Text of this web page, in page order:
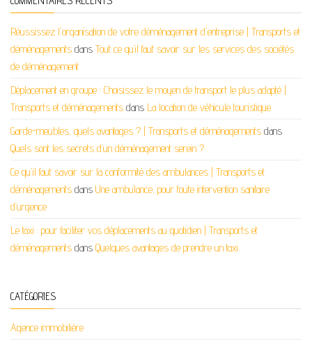
Réussissez l'organisation de votre déménagement d'entreprise | Transports et
déménagements dans Tout ce qu’il faut savoir sur les services des sociétés
de déménagement
Déplacement en groupe : Choisissez le moyen de transport le plus adapté |
Transports et déménagements dans La location de véhicule touristique
Garde-meubles, quels avantages ? | Transports et déménagements dans
Quels sont les secrets d’un déménagement serein ?
Ce qu'il faut savoir sur la conformité des ambulances | Transports et
déménagements dans Une ambulance, pour toute intervention sanitaire
d’urgence
Le taxi : pour faciliter vos déplacements au quotidien | Transports et
déménagements dans Quelques avantages de prendre un taxi
CATÉGORIES
Agence immobilière